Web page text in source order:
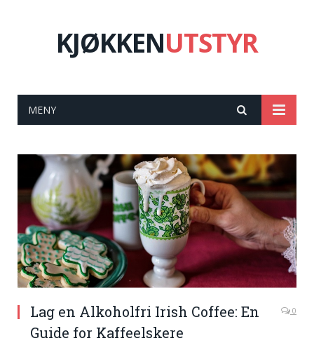
KJØKKENUTSTYR
MENY
Lag en Alkoholfri Irish Coffee: En
Guide for Kaffeelskere
0